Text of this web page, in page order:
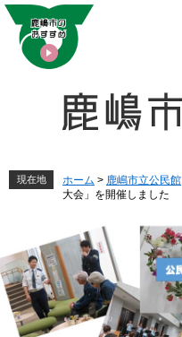
ペ
メ
現在地 ホーム > 鹿嶋市立公民館
大会」を開催しました